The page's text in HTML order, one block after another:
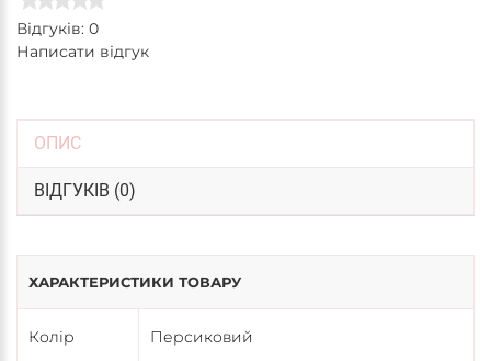
Відгуків: 0
Написати відгук
ОПИС
ВІДГУКІВ (0)
ХАРАКТЕРИСТИКИ ТОВАРУ
Колір Персиковий